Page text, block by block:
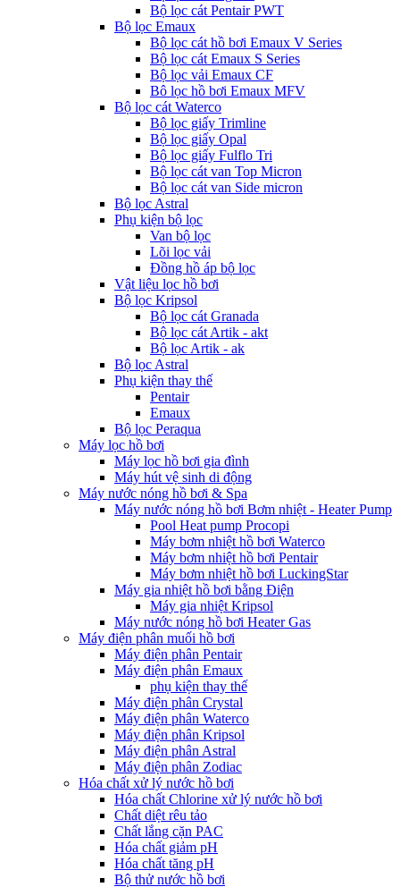
Bộ lọc cát Pentair PWT
Bộ lọc Emaux
Bộ lọc cát hồ bơi Emaux V Series
Bộ lọc cát Emaux S Series
Bộ lọc vải Emaux CF
Bô lọc hồ bơi Emaux MFV
Bộ lọc cát Waterco
Bộ lọc giấy Trimline
Bộ lọc giấy Opal
Bộ lọc giấy Fulflo Tri
Bộ lọc cát van Top Micron
Bộ lọc cát van Side micron
Bộ lọc Astral
Phụ kiện bộ lọc
Van bộ lọc
Lõi lọc vải
Đồng hồ áp bộ lọc
Vật liệu lọc hồ bơi
Bộ lọc Kripsol
Bộ lọc cát Granada
Bộ lọc cát Artik - akt
Bộ lọc Artik - ak
Bộ lọc Astral
Phụ kiện thay thế
Pentair
Emaux
Bộ lọc Peraqua
Máy lọc hồ bơi
Máy lọc hồ bơi gia đình
Máy hút vệ sinh di động
Máy nước nóng hồ bơi & Spa
Máy nước nóng hồ bơi Bơm nhiệt - Heater Pump
Pool Heat pump Procopi
Máy bơm nhiệt hồ bơi Waterco
Máy bơm nhiệt hồ bơi Pentair
Máy bơm nhiệt hồ bơi LuckingStar
Máy gia nhiệt hồ bơi bằng Điện
Máy gia nhiệt Kripsol
Máy nước nóng hồ bơi Heater Gas
Máy điện phân muối hồ bơi
Máy điện phân Pentair
Máy điện phân Emaux
phụ kiện thay thế
Máy điện phân Crystal
Máy điện phân Waterco
Máy điện phân Kripsol
Máy điện phân Astral
Máy điện phân Zodiac
Hóa chất xử lý nước hồ bơi
Hóa chất Chlorine xử lý nước hồ bơi
Chất diệt rêu tảo
Chất lắng cặn PAC
Hóa chất giảm pH
Hóa chất tăng pH
Bộ thử nước hồ bơi